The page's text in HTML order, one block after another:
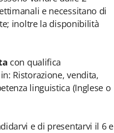
e necessitano di
inoltre la disponibilità
con qualifica
Ristorazione, vendita,
linguistica (Inglese o
e di presentarvi il 6 e